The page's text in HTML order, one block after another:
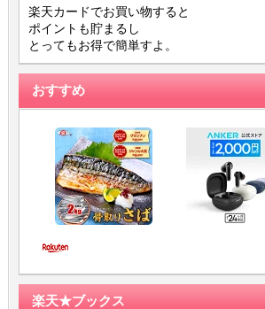
楽天カードでお買い物すると
ポイントも貯まるし
とってもお得で簡単すよ。
おすすめ
楽天★ブックス